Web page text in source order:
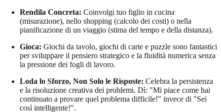
Rendila Concreta: Coinvolgi tuo figlio in cucina
(misurazione), nello shopping (calcolo dei costi) o nella
pianificazione di un viaggio (stima del tempo e della distanza).
Gioca: Giochi da tavolo, giochi di carte e puzzle sono fantastici
per sviluppare il pensiero strategico e la fluidità numerica senza
la pressione dei fogli di lavoro.
Loda lo Sforzo, Non Solo le Risposte: Celebra la persistenza
e la risoluzione creativa dei problemi. Dì: "Mi piace come hai
continuato a provare quel problema difficile!" invece di "Sei
così intelligente!".